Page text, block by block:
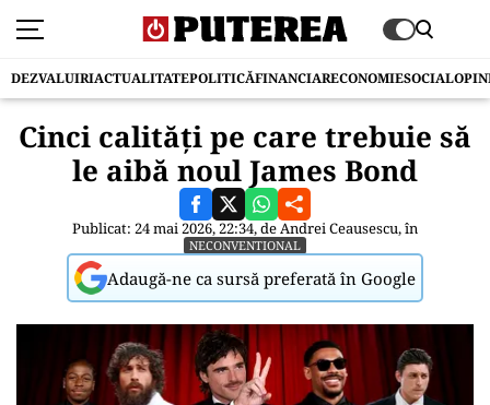
DEZVALUIRIACTUALITATEPOLITICĂFINANCIARECONOMIESOCIAL
Cinci calități pe care trebuie să
le aibă noul James Bond
Publicat: 24 mai 2026, 22:34, deAndrei Ceausescu, în
NECONVENTIONAL
Adaugă-ne ca sursă preferată în Google